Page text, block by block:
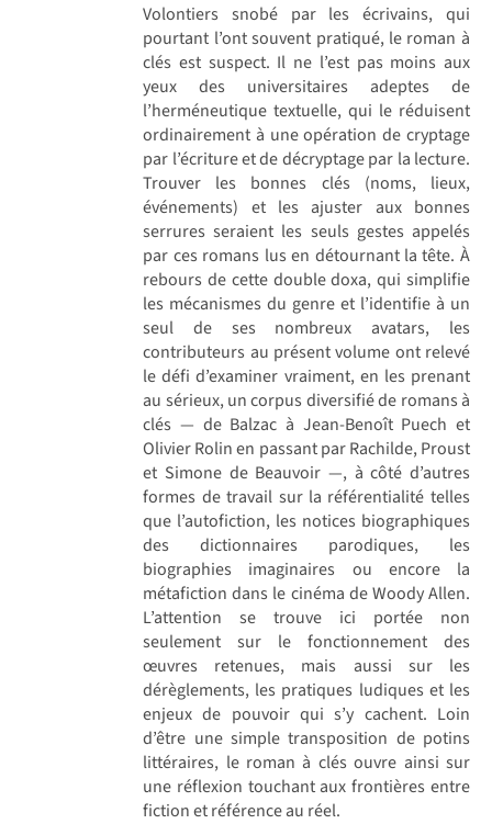
Volontiers snobé par les écrivains, qui
pourtant l’ont souvent pratiqué, le roman à
clés est suspect. Il ne l’est pas moins aux
yeux des universitaires adeptes de
l’herméneutique textuelle, qui le réduisent
ordinairement à une opération de cryptage
par l’écriture et de décryptage par la lecture.
Trouver les bonnes clés (noms, lieux,
événements) et les ajuster aux bonnes
serrures seraient les seuls gestes appelés
par ces romans lus en détournant la tête. À
rebours de cette double doxa, qui simplifie
les mécanismes du genre et l’identifie à un
seul de ses nombreux avatars, les
contributeurs au présent volume ont relevé
le défi d’examiner vraiment, en les prenant
au sérieux, un corpus diversifié de romans à
clés — de Balzac à Jean-Benoît Puech et
Olivier Rolin en passant par Rachilde, Proust
et Simone de Beauvoir —, à côté d’autres
formes de travail sur la référentialité telles
que l’autofiction, les notices biographiques
des dictionnaires parodiques, les
biographies imaginaires ou encore la
métafiction dans le cinéma de Woody Allen.
L’attention se trouve ici portée non
seulement sur le fonctionnement des
œuvres retenues, mais aussi sur les
dérèglements, les pratiques ludiques et les
enjeux de pouvoir qui s’y cachent. Loin
d’être une simple transposition de potins
littéraires, le roman à clés ouvre ainsi sur
une réflexion touchant aux frontières entre
fiction et référence au réel.